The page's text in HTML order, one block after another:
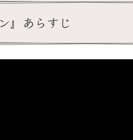
』あらすじ